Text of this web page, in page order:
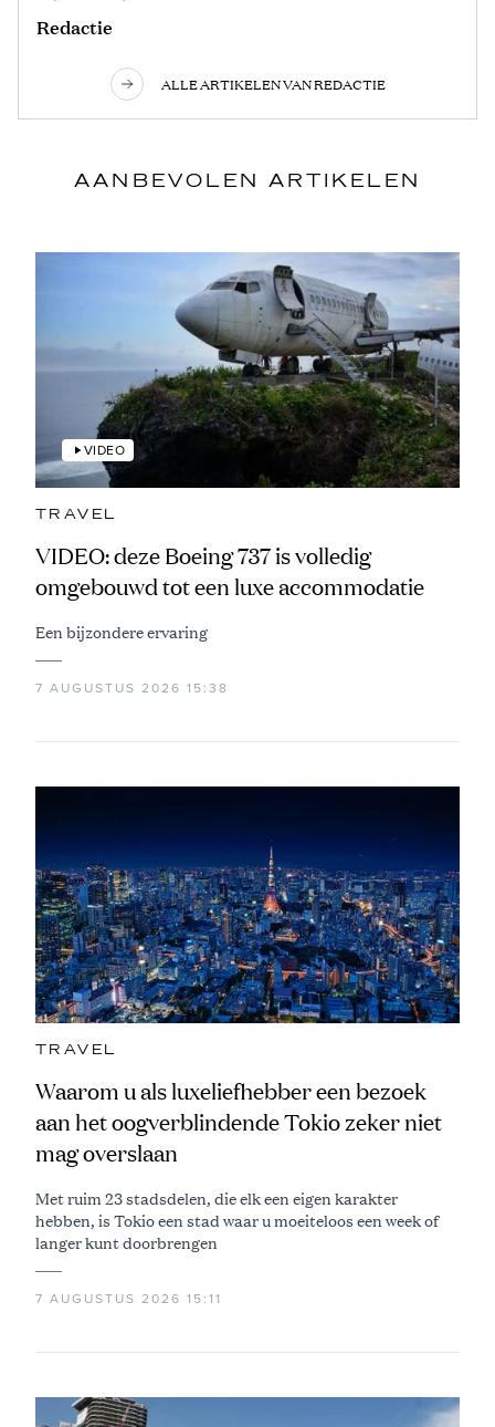
Redactie
ALLE ARTIKELEN VAN REDACTIE
AANBEVOLEN ARTIKELEN
VIDEO
TRAVEL
VIDEO: deze Boeing 737 is volledig
omgebouwd tot een luxe accommodatie
Een bijzondere ervaring
7 AUGUSTUS 2026 15:38
TRAVEL
Waarom u als luxeliefhebber een bezoek
aan het oogverblindende Tokio zeker niet
mag overslaan
Met ruim 23 stadsdelen, die elk een eigen karakter
hebben, is Tokio een stad waar u moeiteloos een week of
langer kunt doorbrengen
7 AUGUSTUS 2026 15:11